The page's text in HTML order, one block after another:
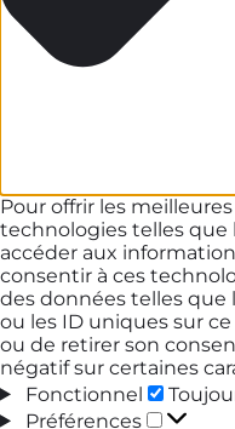
Pour offrir les
technologies telles que
accéder aux
consentir à ces
des données telles
ou les ID uniques sur
ou de retirer son
négatif sur certaines
Fonctionnel
Préférences